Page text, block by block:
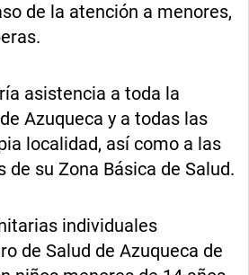
de la atención a menores,
asistencia a toda la
Azuqueca y a todas las
localidad, así como a las
de su Zona Básica de Salud.
individuales
de Salud de Azuqueca de